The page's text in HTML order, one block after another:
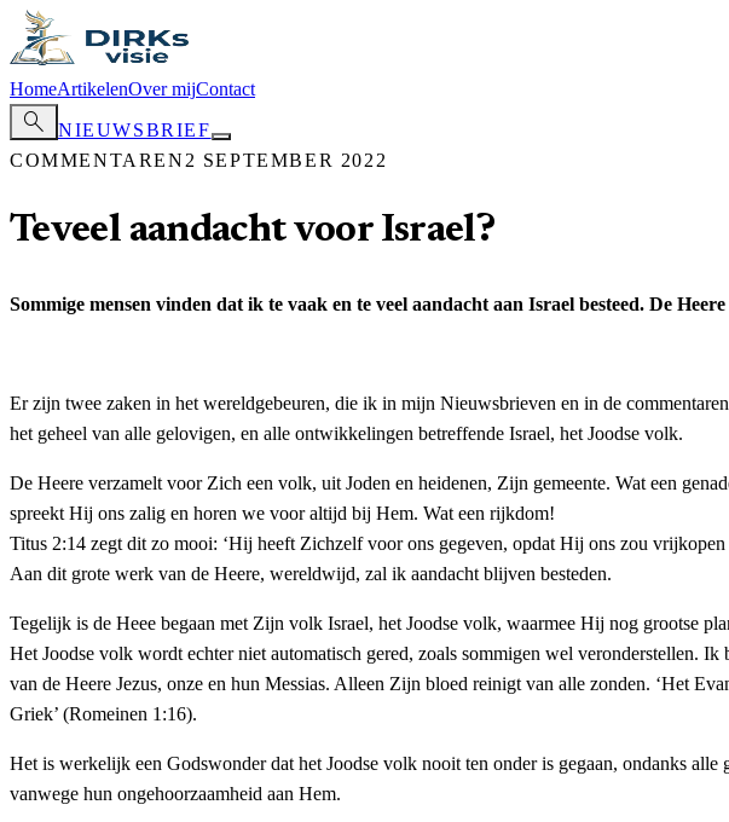
HomeArtikelenOver mijContact
search
NIEUWSBRIEF
COMMENTAREN 2 SEPTEMBER 2022
Teveel aandacht voor Israel?
Sommige mensen vinden dat ik te vaak en te veel aandacht aan Israel besteed. De
Er zijn twee zaken in het wereldgebeuren, die ik in mijn Nieuwsbrieven en in de
het geheel van alle gelovigen, en alle ontwikkelingen betreffende Israel, het Joodse volk.
De Heere verzamelt voor Zich een volk, uit Joden en heidenen, Zijn gemeente. Wat een
spreekt Hij ons zalig en horen we voor altijd bij Hem. Wat een rijkdom!
Titus 2:14 zegt dit zo mooi: ‘Hij heeft Zichzelf voor ons gegeven, opdat Hij ons zou
Aan dit grote werk van de Heere, wereldwijd, zal ik aandacht blijven besteden.
Tegelijk is de Heee begaan met Zijn volk Israel, het Joodse volk, waarmee Hij nog grootse
Het Joodse volk wordt echter niet automatisch gered, zoals sommigen wel veronderstellen.
van de Heere Jezus, onze en hun Messias. Alleen Zijn bloed reinigt van alle zonden. ‘Het
Griek’ (Romeinen 1:16).
Het is werkelijk een Godswonder dat het Joodse volk nooit ten onder is gegaan, ondanks
vanwege hun ongehoorzaamheid aan Hem.